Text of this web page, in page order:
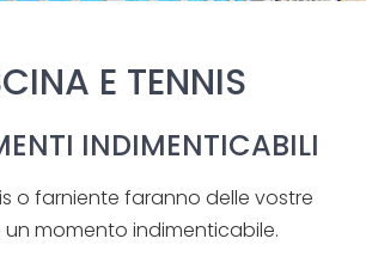
E TENNIS
INDIMENTICABILI
o farniente faranno delle vostre
momento indimenticabile.